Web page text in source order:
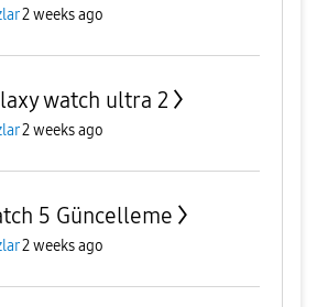
2 weeks ago
watch ultra 2
2 weeks ago
5 Güncelleme
2 weeks ago